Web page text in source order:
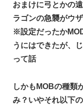
【ウマ娘】わたし
ものがふえてる…
【悲報】人気プロ
閉スペクトラム症
海外「全部日本の
【ウマ娘】ジェン
【エ●漫画】乱交
おまけに弓とかの
ラゴンの急襲がウ
※設定だったか
うにはできたが、
って話
しかもMOBの種類
み？いやそれ以下